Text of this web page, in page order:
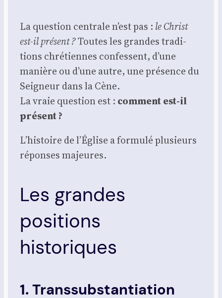
La ques­tion cen­trale n’est pas : le Christ
est-il pré­sent ?Toutes les grandes tra­di­
tions chré­tiennes confessent, d’une
manière ou d’une autre, une pré­sence du
Sei­gneur dans la Cène.
La vraie ques­tion est : com­ment est-il
pré­sent ?
L’histoire de l’Église a for­mu­lé plu­sieurs
réponses majeures.
Les grandes
positions
historiques
1. Transsubstantiation